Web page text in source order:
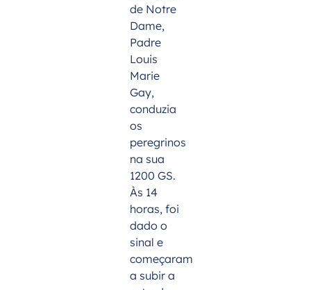
de Notre
Dame,
Padre
Louis
Marie
Gay,
conduzia
os
peregrinos
na sua
1200 GS.
Às 14
horas, foi
dado o
sinal e
começaram
a subir a